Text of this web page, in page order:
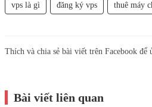
vps là gì đăng ký vps thuê máy
Thích và chia sẻ bài viết trên Facebook
Bài viết liên quan